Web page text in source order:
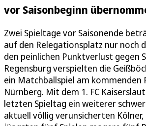
vor Saisonbeginn
Zwei Spieltage vor Saisonende
auf den Relegationsplatz nur noch
den peinlichen Punktverlust gegen
Regensburg verspielten die
ein Matchballspiel am kommenden
Nürnberg. Mit dem 1. FC
letzten Spieltag ein weiterer
aktuell völlig verunsicherten Kölner,